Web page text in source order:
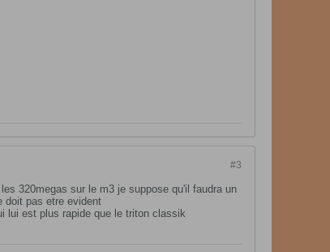
#3
320megas sur le m3 je suppose qu'il faudra un
doit pas etre evident
lui est plus rapide que le triton classik